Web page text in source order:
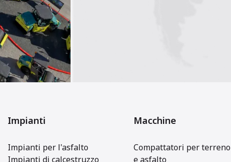
Impianti
Impianti per l'asfalto
Impianti di calcestruzzo
Macchine
Compattatori per terreno
e asfalto